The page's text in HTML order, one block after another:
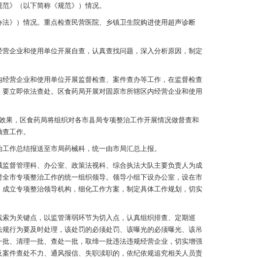
》（以下简称《规范》）情况。
）情况。重点检查民营医院、乡镇卫生院购进使用超声诊断
业和使用单位开展自查，认真查找问题，深入分析原因，制定
企业和使用单位开展监督检查、案件查办等工作，在监督检查
立即依法查处。区食药局开展对固原市所辖区内经营企业和使用
，区食药局将组织对各市县局专项整治工作开展情况做督查和
工作。
总结报送至市局药械科，统一由市局汇总上报。
管理科、办公室、政策法视科、综合执法大队主要负责人为成
市专项整治工作的统一组织领导。领导小组下设办公室，设在市
立专项整治领导机构，细化工作方案，制定具体工作规划，切实
关键点，以监管薄弱环节为切入点，认真组织排查、定期巡
行为要及时处理，该处罚的必须处罚、该曝光的必须曝光、该吊
、清理一批、查处一批，取缔一批违法违规经营企业，切实增强
件查处不力、通风报信、失职渎职的，依纪依规追究相关人员责